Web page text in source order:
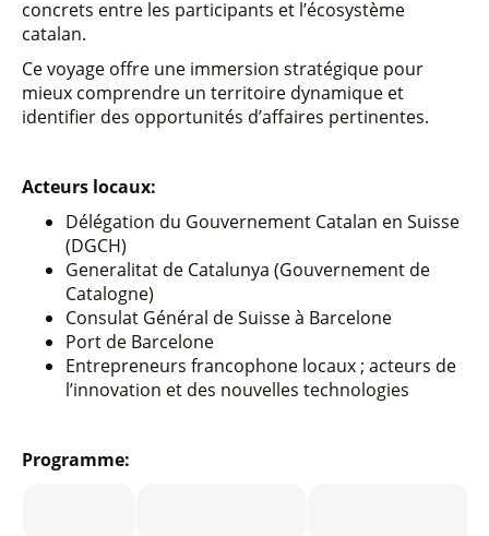
concrets entre les participants et l’écosystème
catalan.
Ce voyage offre une immersion stratégique pour
mieux comprendre un territoire dynamique et
identifier des opportunités d’affaires pertinentes.
Acteurs locaux:
Délégation du Gouvernement Catalan en Suisse
(DGCH)
Generalitat de Catalunya (Gouvernement de
Catalogne)
Consulat Général de Suisse à Barcelone
Port de Barcelone
Entrepreneurs francophone locaux ; acteurs de
l’innovation et des nouvelles technologies
Programme: